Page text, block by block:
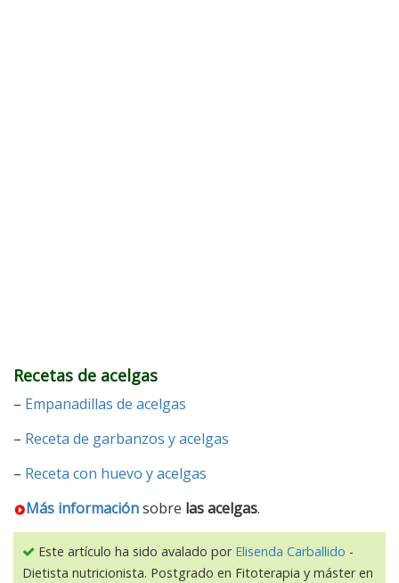
Recetas de acelgas
– Empanadillas de acelgas
– Receta de garbanzos y acelgas
– Receta con huevo y acelgas
Más informaciónsobre las acelgas.
Este artículo ha sido avalado por Elisenda Carballido -
Dietista nutricionista. Postgrado en Fitoterapia y máster en